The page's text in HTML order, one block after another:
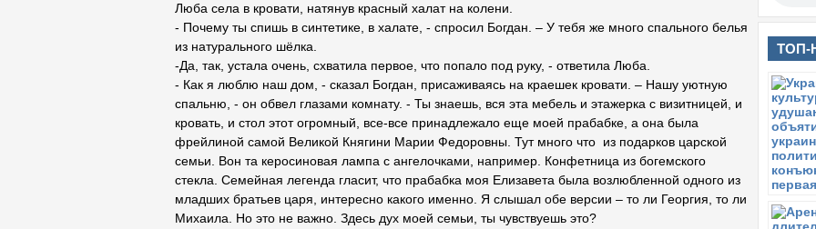
Люба села в кровати, натянув красный халат на колени.
- Почему ты спишь в синтетике, в халате, - спросил Богдан. – У тебя же много спального белья
из натурального шёлка.
-Да, так, устала очень, схватила первое, что попало под руку, - ответила Люба.
- Как я люблю наш дом, - сказал Богдан, присаживаясь на краешек кровати. – Нашу уютную
спальню, - он обвел глазами комнату. - Ты знаешь, вся эта мебель и этажерка с визитницей, и
кровать, и стол этот огромный, все-все принадлежало еще моей прабабке, а она была
фрейлиной самой Великой Княгини Марии Федоровны. Тут много что из подарков царской
семьи. Вон та керосиновая лампа с ангелочками, например. Конфетница из богемского
стекла. Семейная легенда гласит, что прабабка моя Елизавета была возлюбленной одного из
младших братьев царя, интересно какого именно. Я слышал обе версии – то ли Георгия, то ли
Михаила. Но это не важно. Здесь дух моей семьи, ты чувствуешь это?
В
У
О
ТОП-